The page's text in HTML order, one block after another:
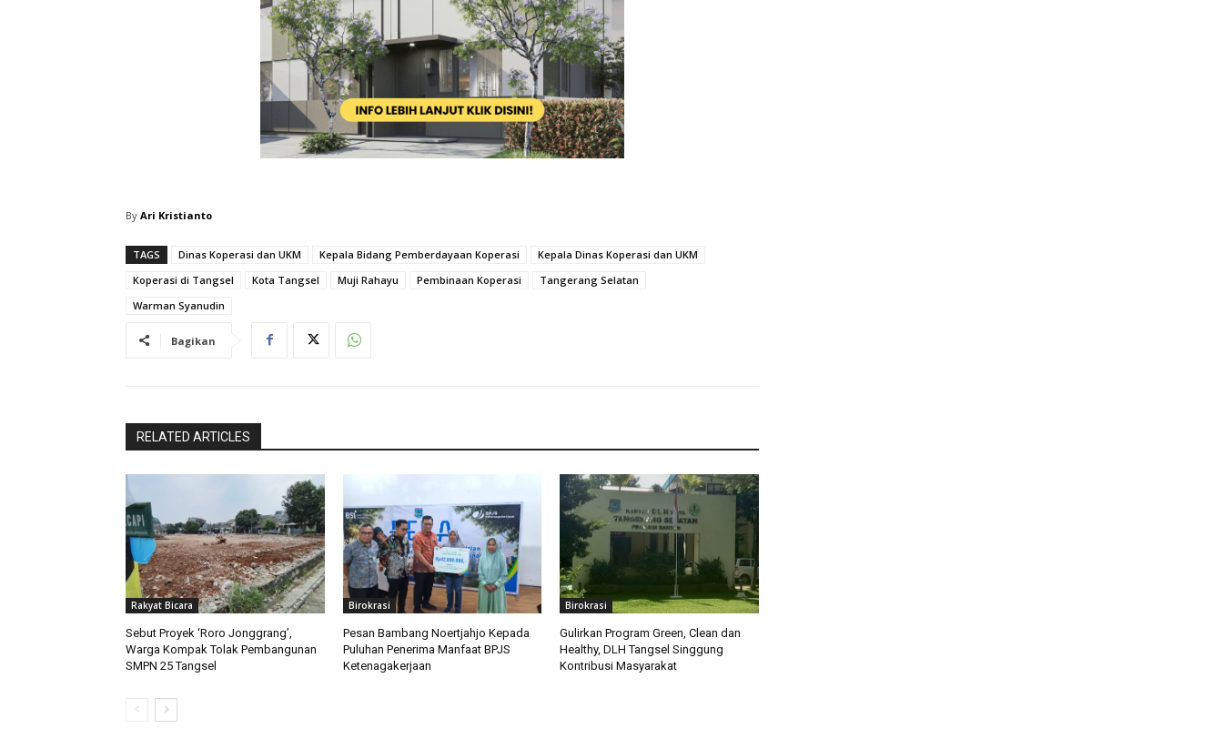
By Ari Kristianto
TAGS Dinas Koperasi dan UKM Kepala Bidang Pemberdayaan Koperasi
Kepala Dinas Koperasi dan UKM
Koperasi di Tangsel
Kota Tangsel Muji Rahayu Pembinaan Koperasi
Tangerang Selatan
Warman Syanudin
Bagikan
RELATED ARTICLES
Rakyat Bicara
Sebut Proyek ‘Roro Jonggrang’,
Warga Kompak Tolak Pembangunan
SMPN 25 Tangsel
Birokrasi
Pesan Bambang Noertjahjo Kepada
Puluhan Penerima Manfaat BPJS
Ketenagakerjaan
Birokrasi
Gulirkan Program Green, Clean dan
Healthy, DLH Tangsel Singgung
Kontribusi Masyarakat